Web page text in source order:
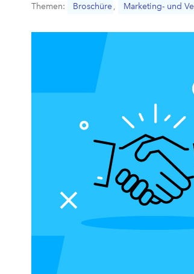
Themen: Broschüre , Marketing- und